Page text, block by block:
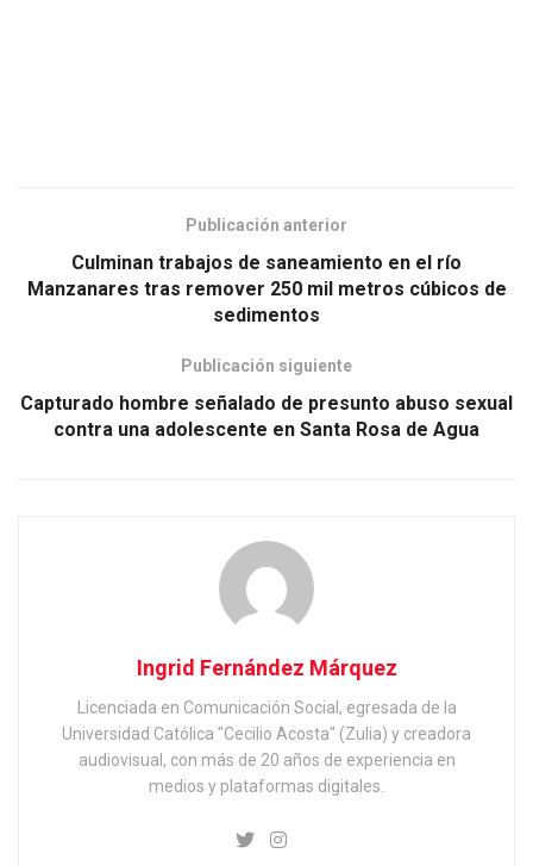
Publicación anterior
Culminan trabajos de saneamiento en el río
Manzanares tras remover 250 mil metros cúbicos de
sedimentos
Publicación siguiente
Capturado hombre señalado de presunto abuso sexual
contra una adolescente en Santa Rosa de Agua
Ingrid Fernández Márquez
Licenciada en Comunicación Social, egresada de la
Universidad Católica "Cecilio Acosta" (Zulia) y creadora
audiovisual, con más de 20 años de experiencia en
medios y plataformas digitales.